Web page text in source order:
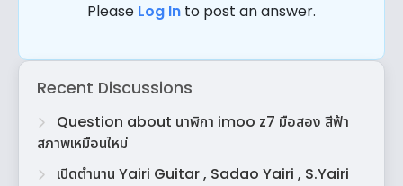
Please Log In to post an answer.
Recent Discussions
Question about นาฬิกา imoo z7 มือสอง สีฟ้า
สภาพเหมือนใหม่
เปิดตำนาน Yairi Guitar , Sadao Yairi , S.Yairi